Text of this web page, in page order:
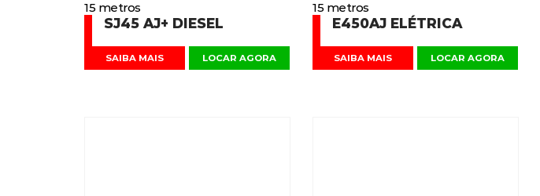
15 metros
SJ45 AJ+ DIESEL
SAIBA MAIS LOCAR AGORA
15 metros
E450AJ ELÉTRICA
SAIBA MAIS LOCAR AGORA